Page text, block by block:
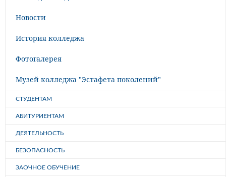
Новости
История колледжа
Фотогалерея
Музей колледжа "Эстафета поколений"
СТУДЕНТАМ
АБИТУРИЕНТАМ
ДЕЯТЕЛЬНОСТЬ
БЕЗОПАСНОСТЬ
ЗАОЧНОЕ ОБУЧЕНИЕ